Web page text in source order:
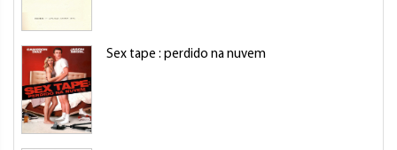
Sex tape : perdido na nuvem